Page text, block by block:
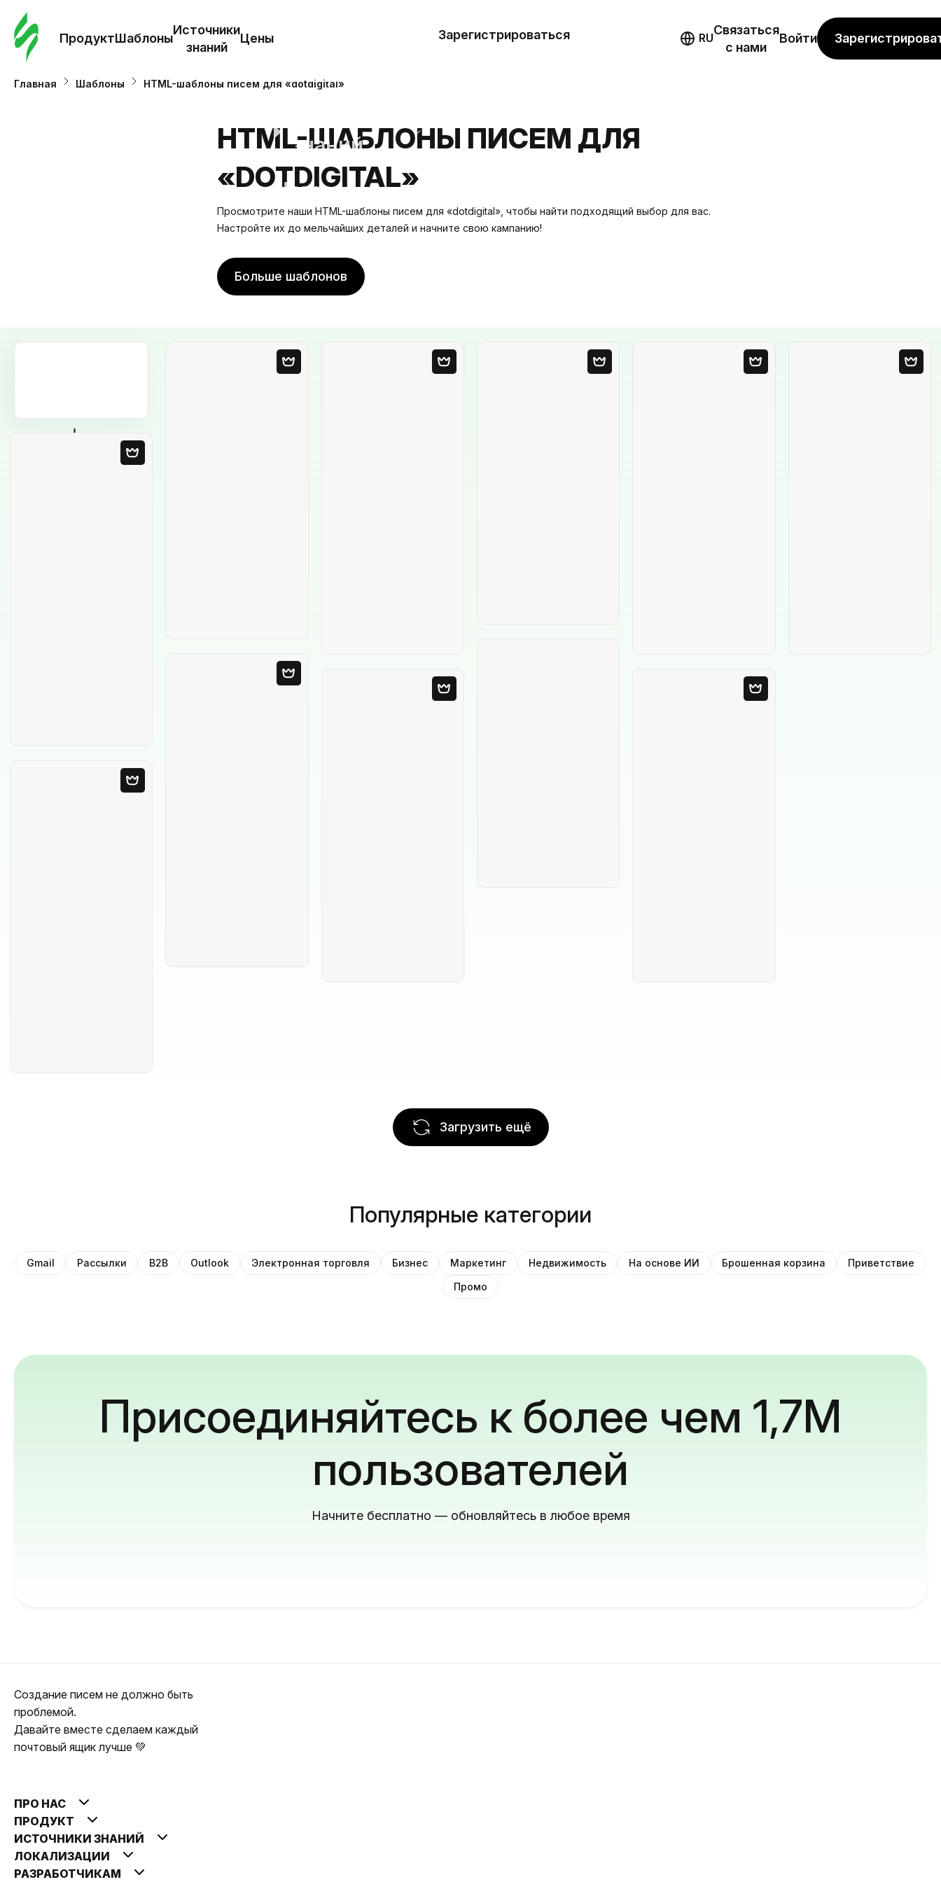
ПродуктШаблоны
Источники
знаний
Цены
Шаблоны
знаний
Цены
Зарегистрироваться RU
Связаться
с нами
Войти
Главная Шаблоны HTML-шаблоны писем для «dotdigital»
HTML-ШАБЛОНЫ ПИСЕМ ДЛЯ
«DOTDIGITAL»
Просмотрите наши HTML-шаблоны писем для «dotdigital», чтобы найти подходящий выбор для вас.
Настройте их до мельчайших деталей и начните свою кампанию!
Больше шаблонов
Загрузить ещё
Популярные категории
Gmail Рассылки B2B Outlook Электронная торговля Бизнес Маркетинг Недвижимость На основе ИИ Брошенная корзина
Приветствие
Промо
Присоединяйтесь к более чем 1,7M
пользователей
Начните бесплатно — обновляйтесь в любое время
Создание писем не должно быть
проблемой.
Давайте вместе сделаем каждый
почтовый ящик лучше 💚
ПРО НАС
ПРОДУКТ
ИСТОЧНИКИ ЗНАНИЙ
ЛОКАЛИЗАЦИИ
РАЗРАБОТЧИКАМ